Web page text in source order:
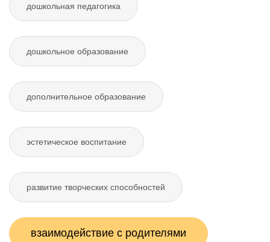
дошкольная педагогика
дошкольное образование
дополнительное образование
эстетическое воспитание
развитие творческих способностей
взаимодействие с родителями